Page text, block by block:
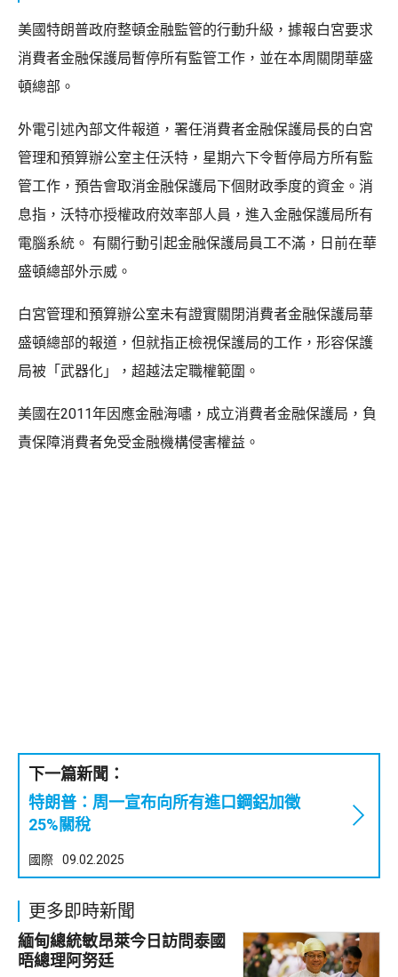
美國特朗普政府整頓金融監管的行動升級，據報白宮要求
消費者金融保護局暫停所有監管工作，並在本周關閉華盛
頓總部。
外電引述內部文件報道，署任消費者金融保護局長的白宮
管理和預算辦公室主任沃特，星期六下令暫停局方所有監
管工作，預告會取消金融保護局下個財政季度的資金。消
息指，沃特亦授權政府效率部人員，進入金融保護局所有
電腦系統。 有關行動引起金融保護局員工不滿，日前在華
盛頓總部外示威。
白宮管理和預算辦公室未有證實關閉消費者金融保護局華
盛頓總部的報道，但就指正檢視保護局的工作，形容保護
局被「武器化」，超越法定職權範圍。
美國在2011年因應金融海嘯，成立消費者金融保護局，負
責保障消費者免受金融機構侵害權益。
下一篇新聞：
特朗普：周一宣布向所有進口鋼鋁加徵
25%關稅
國際 09.02.2025
更多即時新聞
緬甸總統敏昂萊今日訪問泰國
晤總理阿努廷